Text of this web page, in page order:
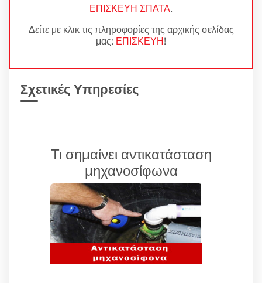
ΕΠΙΣΚΕΥΗ ΣΠΑΤΑ.
Δείτε με κλικ τις πληροφορίες της αρχικής σελίδας
μας: ΕΠΙΣΚΕΥΗ!
Σχετικές Υπηρεσίες
Τι σημαίνει αντικατάσταση
μηχανοσίφωνα